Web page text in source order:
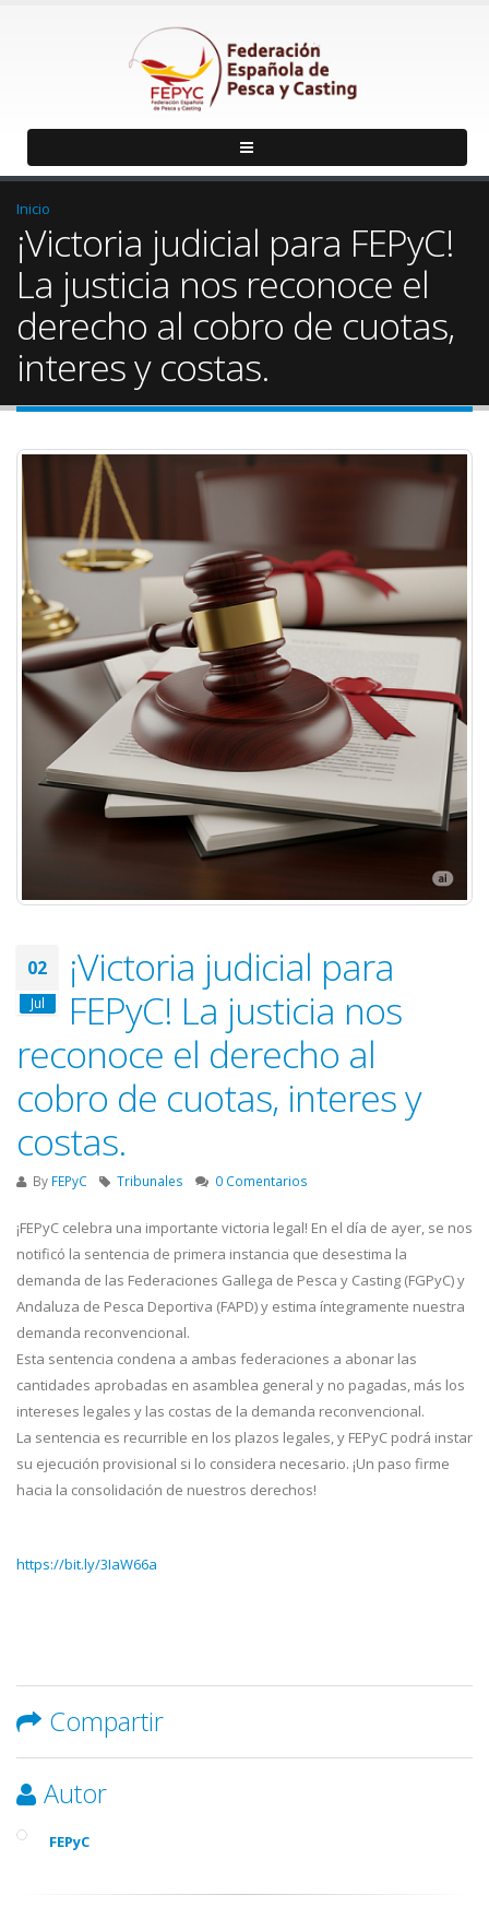
Inicio
¡Victoria judicial para FEPyC!
La justicia nos reconoce el
derecho al cobro de cuotas,
interes y costas.
02
Jul
¡Victoria judicial para
FEPyC! La justicia nos
reconoce el derecho al
cobro de cuotas, interes y
costas.
By FEPyC Tribunales 0 Comentarios
¡FEPyC celebra una importante victoria legal! En el día de ayer, se nos
notificó la sentencia de primera instancia que desestima la
demanda de las Federaciones Gallega de Pesca y Casting (FGPyC) y
Andaluza de Pesca Deportiva (FAPD) y estima íntegramente nuestra
demanda reconvencional.
Esta sentencia condena a ambas federaciones a abonar las
cantidades aprobadas en asamblea general y no pagadas, más los
intereses legales y las costas de la demanda reconvencional.
La sentencia es recurrible en los plazos legales, y FEPyC podrá instar
su ejecución provisional si lo considera necesario. ¡Un paso firme
hacia la consolidación de nuestros derechos!
https://bit.ly/3IaW66a
Compartir
Autor
FEPyC